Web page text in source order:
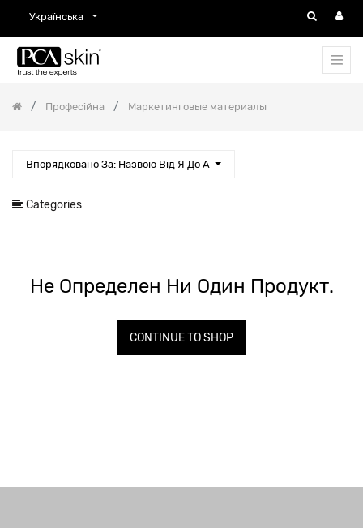
Українська
Професійна Маркетинговые материалы
Впорядковано За: Назвою Від Я До А
Categories
Не Определен Ни Один Продукт.
CONTINUE TO SHOP